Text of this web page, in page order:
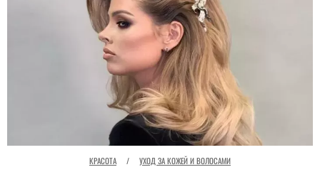
КРАСОТА / УХОД ЗА КОЖЕЙ И ВОЛОСАМИ